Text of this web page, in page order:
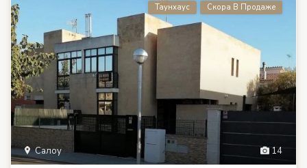
14
Салоу
Таунхаус Скора В Продаже